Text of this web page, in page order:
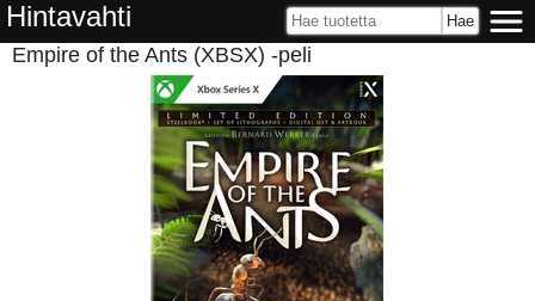
Hintavahti
Empire of the Ants (XBSX) -peli